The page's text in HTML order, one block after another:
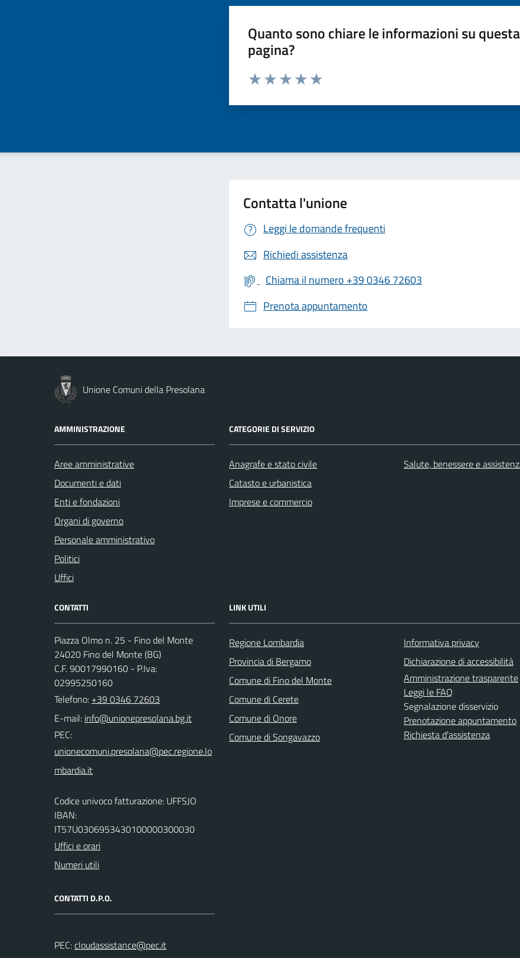
Quanto sono chiare le informazioni su questa
pagina?
Valuta da 1 a 5 stelle la pagina
Contatta l'unione
Leggi le domande frequenti
Richiedi assistenza
Chiama il numero +39 0346 72603
Prenota appuntamento
Unione Comuni della Presolana
AMMINISTRAZIONE
Aree amministrative
Documenti e dati
Enti e fondazioni
Organi di governo
Personale amministrativo
Politici
Uffici
CATEGORIE DI SERVIZIO
Anagrafe e stato civile
Catasto e urbanistica
Imprese e commercio
Salute, benessere e
CONTATTI
Piazza Olmo n. 25 - Fino del Monte
24020 Fino del Monte (BG)
C.F. 90017990160 - P.Iva:
02995250160
Telefono: +39 0346 72603
E-mail:
PEC:
Codice univoco fatturazione: UFFSJO
IBAN:
IT57U0306953430100000300030
Uffici e orari
Numeri utili
CONTATTI D.P.O.
PEC:
LINK UTILI
Regione Lombardia
Provincia di Bergamo
Comune di Fino del Monte
Comune di Cerete
Comune di Onore
Comune di Songavazzo
Informativa privacy
Dichiarazione di accessibilità
Amministrazione trasparente
Leggi le FAQ
Segnalazione disservizio
Prenotazione appuntamento
Richiesta d'assistenza